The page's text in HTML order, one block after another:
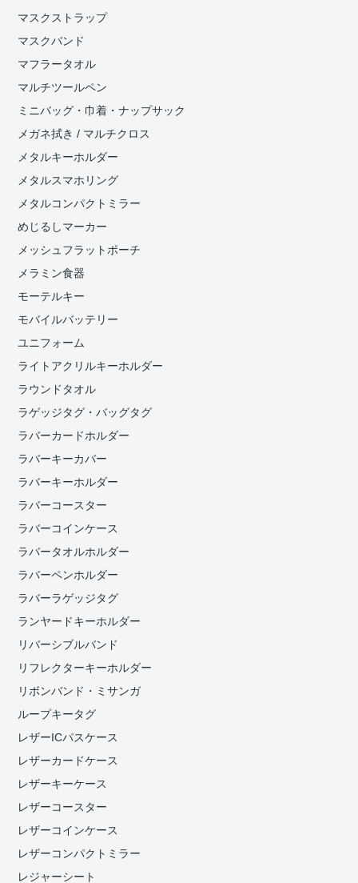
マスクストラップ
マスクバンド
マフラータオル
マルチツールペン
ミニバッグ・巾着・ナップサック
メガネ拭き / マルチクロス
メタルキーホルダー
メタルスマホリング
メタルコンパクトミラー
めじるしマーカー
メッシュフラットポーチ
メラミン食器
モーテルキー
モバイルバッテリー
ユニフォーム
ライトアクリルキーホルダー
ラウンドタオル
ラゲッジタグ・バッグタグ
ラバーカードホルダー
ラバーキーカバー
ラバーキーホルダー
ラバーコースター
ラバーコインケース
ラバータオルホルダー
ラバーペンホルダー
ラバーラゲッジタグ
ランヤードキーホルダー
リバーシブルバンド
リフレクターキーホルダー
リボンバンド・ミサンガ
ループキータグ
レザーICパスケース
レザーカードケース
レザーキーケース
レザーコースター
レザーコインケース
レザーコンパクトミラー
レジャーシート